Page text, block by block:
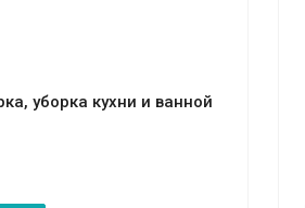
уборка кухни и ванной